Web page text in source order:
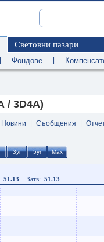
Световни пазари
Фондове
/ 3D4A)
Новини Съобщения
51.13 Затв: 51.13